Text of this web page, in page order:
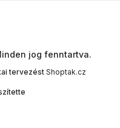
jog fenntartva.
tervezést Shoptak.cz